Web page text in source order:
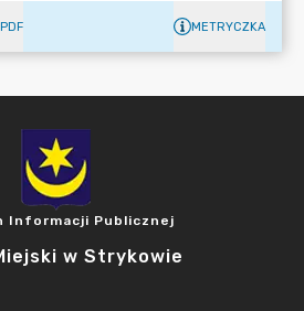
METRYCZKA
Informacji Publicznej
w Strykowie